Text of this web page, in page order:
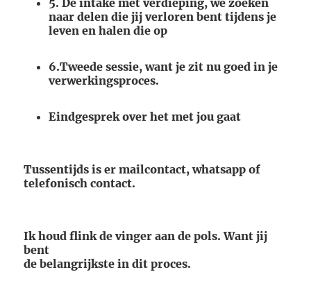
naar delen die jij verloren bent tijdens je
leven en halen die op
6.Tweede sessie, want je zit nu goed in je
verwerkingsproces.
Eindgesprek over het met jou gaat
Tussentijds is er mailcontact, whatsapp of
telefonisch contact.
Ik houd flink de vinger aan de pols. Want jij
bent
de belangrijkste in dit proces.